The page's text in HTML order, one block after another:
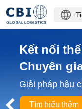
DOANH NGHIỆP
VỀ CHÚNG TÔI
Kết nối
Chuyên
Giải pháp hậu
Tìm hiểu thêm